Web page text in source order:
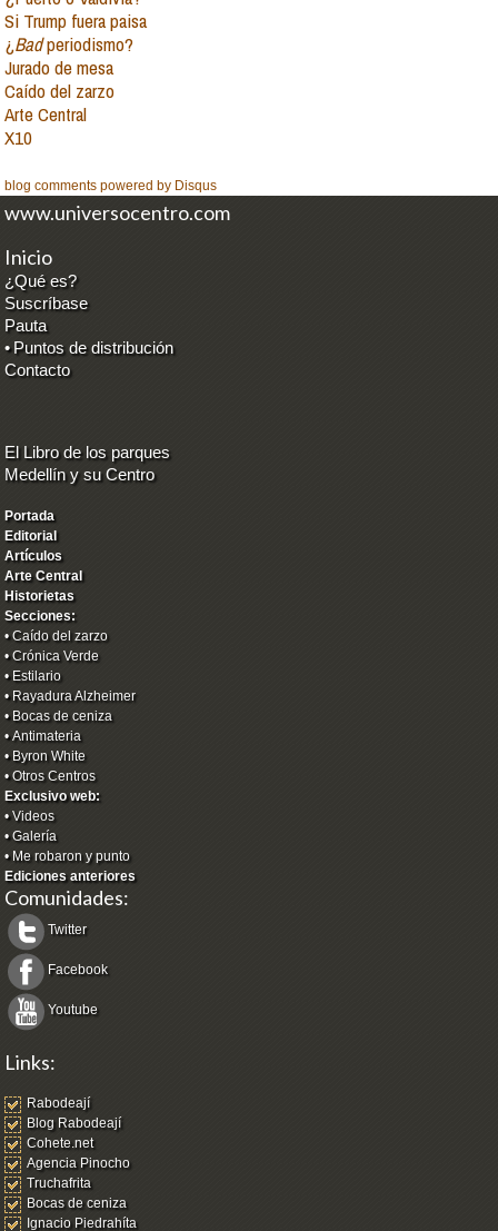
Si Trump fuera paisa
¿Badperiodismo?
Jurado de mesa
Caído del zarzo
Arte Central
X10
blog comments powered by Disqus
www.universocentro.com
Inicio
¿Qué es?
Suscríbase
Pauta
• Puntos de distribución
Contacto
El Libro de los parques
Medellín y su Centro
Portada
Editorial
Artículos
Arte Central
Historietas
Secciones:
•Caído del zarzo
•Crónica Verde
• Estilario
• Rayadura Alzheimer
• Bocas de ceniza
•Antimateria
• Byron White
•Otros Centros
Exclusivo web:
•Videos
•Galería
• Me robaron y punto
Ediciones anteriores
Comunidades:
Twitter
Facebook
Youtube
Links:
Rabodeají
Blog Rabodeají
Cohete.net
Agencia Pinocho
Truchafrita
Bocas de ceniza
Ignacio Piedrahíta